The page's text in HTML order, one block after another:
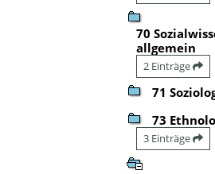
70
allgemein
2 Einträge
71
73
3 Einträge